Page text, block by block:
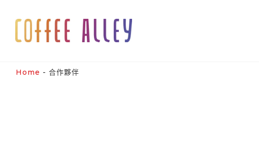
content
Home - 合作夥伴